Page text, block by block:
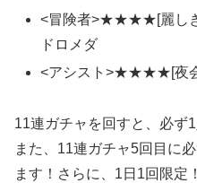
<冒険者>★★★★[麗しき
ドロメダ
<アシスト>★★★★[夜会
11連ガチャを回すと、必ず
また、11連ガチャ5回目に
ます！さらに、1日1回限定